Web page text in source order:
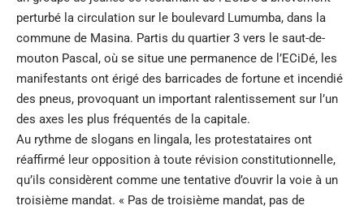
perturbé la circulation sur le boulevard Lumumba, dans la
commune de Masina. Partis du quartier 3 vers le saut-de-
mouton Pascal, où se situe une permanence de l’ECiDé, les
manifestants ont érigé des barricades de fortune et incendié
des pneus, provoquant un important ralentissement sur l’un
des axes les plus fréquentés de la capitale.
Au rythme de slogans en lingala, les protestataires ont
réaffirmé leur opposition à toute révision constitutionnelle,
qu’ils considèrent comme une tentative d’ouvrir la voie à un
troisième mandat. « Pas de troisième mandat, pas de